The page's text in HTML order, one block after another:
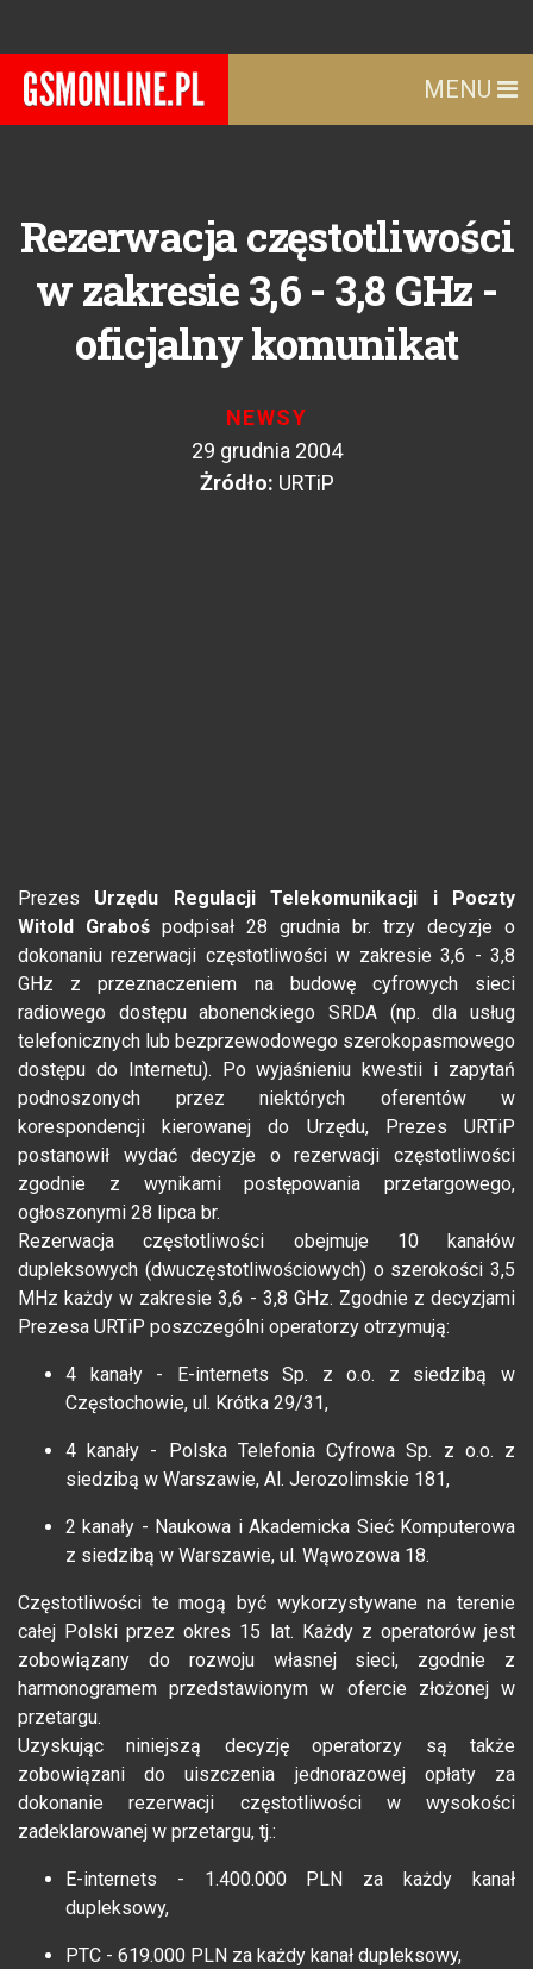
MENU
Rezerwacja częstotliwości
w zakresie 3,6 - 3,8 GHz -
oficjalny komunikat
NEWSY
29 grudnia 2004
Żródło: URTiP
Prezes Urzędu Regulacji Telekomunikacji i Poczty
Witold Graboś podpisał 28 grudnia br. trzy decyzje o
dokonaniu rezerwacji częstotliwości w zakresie 3,6 - 3,8
GHz z przeznaczeniem na budowę cyfrowych sieci
radiowego dostępu abonenckiego SRDA (np. dla usług
telefonicznych lub bezprzewodowego szerokopasmowego
dostępu do Internetu). Po wyjaśnieniu kwestii i zapytań
podnoszonych przez niektórych oferentów w
korespondencji kierowanej do Urzędu, Prezes URTiP
postanowił wydać decyzje o rezerwacji częstotliwości
zgodnie z wynikami postępowania przetargowego,
ogłoszonymi 28 lipca br.
Rezerwacja częstotliwości obejmuje 10 kanałów
dupleksowych (dwuczęstotliwościowych) o szerokości 3,5
MHz każdy w zakresie 3,6 - 3,8 GHz. Zgodnie z decyzjami
Prezesa URTiP poszczególni operatorzy otrzymują:
4 kanały - E-internets Sp. z o.o. z siedzibą w
Częstochowie, ul. Krótka 29/31,
4 kanały - Polska Telefonia Cyfrowa Sp. z o.o. z
siedzibą w Warszawie, Al. Jerozolimskie 181,
2 kanały - Naukowa i Akademicka Sieć Komputerowa
z siedzibą w Warszawie, ul. Wąwozowa 18.
Częstotliwości te mogą być wykorzystywane na terenie
całej Polski przez okres 15 lat. Każdy z operatorów jest
zobowiązany do rozwoju własnej sieci, zgodnie z
harmonogramem przedstawionym w ofercie złożonej w
przetargu.
Uzyskując niniejszą decyzję operatorzy są także
zobowiązani do uiszczenia jednorazowej opłaty za
dokonanie rezerwacji częstotliwości w wysokości
zadeklarowanej w przetargu, tj.:
E-internets - 1.400.000 PLN za każdy kanał
dupleksowy,
PTC - 619.000 PLN za każdy kanał dupleksowy,